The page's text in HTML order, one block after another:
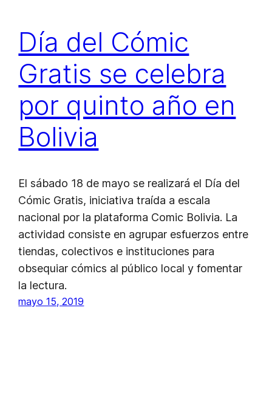
Día del Cómic
Gratis se celebra
por quinto año en
Bolivia
El sábado 18 de mayo se realizará el Día del
Cómic Gratis, iniciativa traída a escala
nacional por la plataforma Comic Bolivia. La
actividad consiste en agrupar esfuerzos entre
tiendas, colectivos e instituciones para
obsequiar cómics al público local y fomentar
la lectura.
mayo 15, 2019